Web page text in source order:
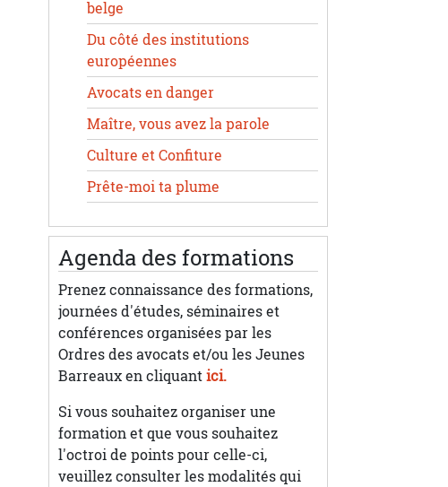
belge
Du côté des institutions
européennes
Avocats en danger
Maître, vous avez la parole
Culture et Confiture
Prête-moi ta plume
Agenda des formations
Prenez connaissance des formations,
journées d'études, séminaires et
conférences organisées par les
Ordres des avocats et/ou les Jeunes
Barreaux en cliquantici.
Si vous souhaitez organiser une
formation et que vous souhaitez
l'octroi de points pour celle-ci,
veuillez consulter les modalités qui